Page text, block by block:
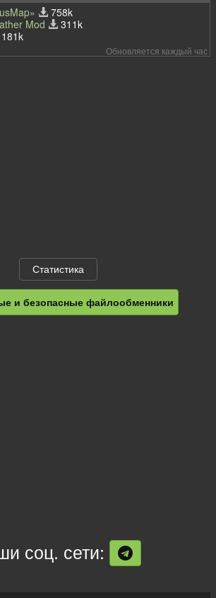
758k
Mod
311k
181k
Обновляется каждый час
Статистика
и безопасные файлообменники
соц. сети: